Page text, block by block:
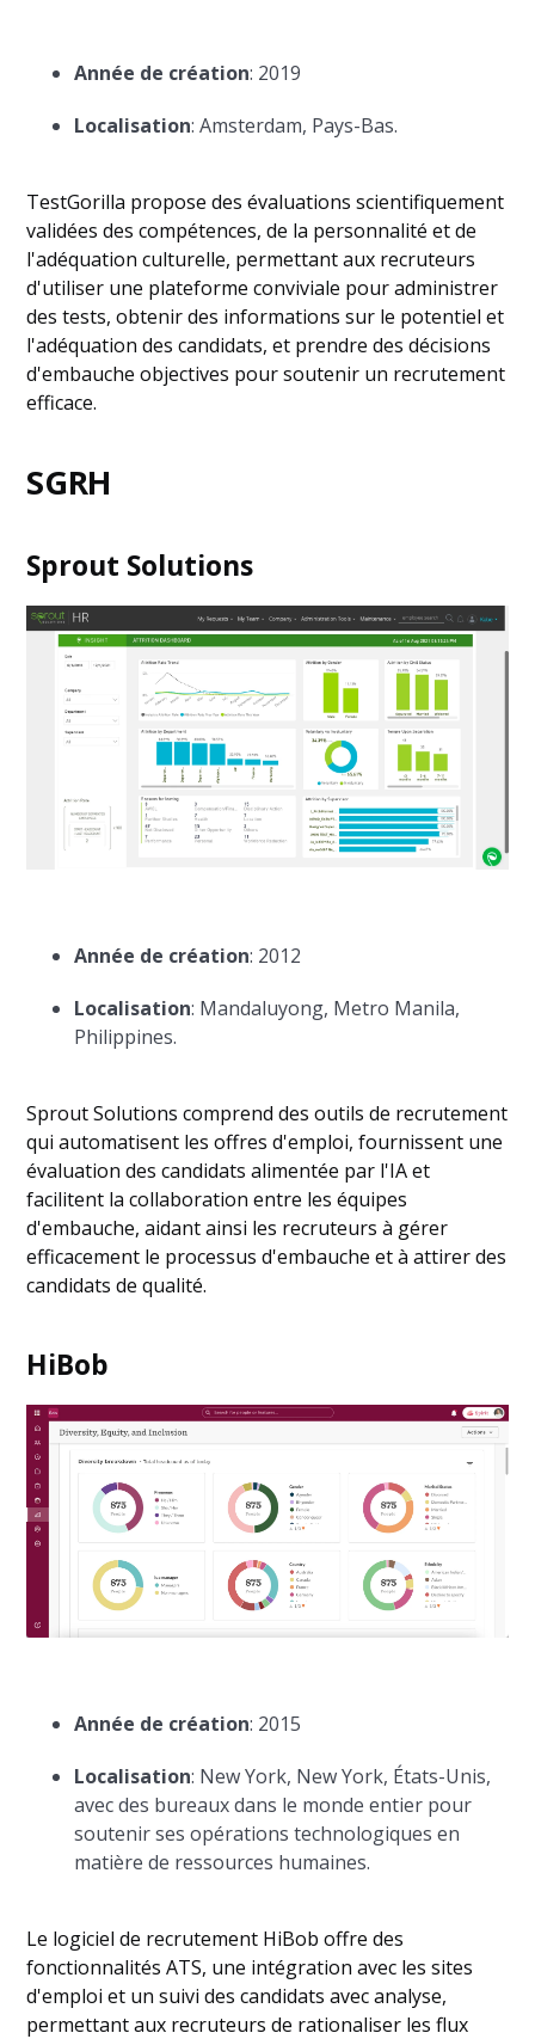
Année de création: 2019
Localisation: Amsterdam, Pays-Bas.
TestGorilla propose des évaluations scientifiquement
validées des compétences, de la personnalité et de
l'adéquation culturelle, permettant aux recruteurs
d'utiliser une plateforme conviviale pour administrer
des tests, obtenir des informations sur le potentiel et
l'adéquation des candidats, et prendre des décisions
d'embauche objectives pour soutenir un recrutement
efficace.
SGRH
Sprout Solutions
Année de création: 2012
Localisation: Mandaluyong, Metro Manila,
Philippines.
Sprout Solutions comprend des outils de recrutement
qui automatisent les offres d'emploi, fournissent une
évaluation des candidats alimentée par l'IA et
facilitent la collaboration entre les équipes
d'embauche, aidant ainsi les recruteurs à gérer
efficacement le processus d'embauche et à attirer des
candidats de qualité.
HiBob
Année de création: 2015
Localisation: New York, New York, États-Unis,
avec des bureaux dans le monde entier pour
soutenir ses opérations technologiques en
matière de ressources humaines.
Le logiciel de recrutement HiBob offre des
fonctionnalités ATS, une intégration avec les sites
d'emploi et un suivi des candidats avec analyse,
permettant aux recruteurs de rationaliser les flux